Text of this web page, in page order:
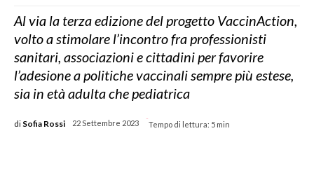
Al via la terza edizione del progetto VaccinAction,
volto a stimolare l’incontro fra professionisti
sanitari, associazioni e cittadini per favorire
l’adesione a politiche vaccinali sempre più estese,
sia in età adulta che pediatrica
di Sofia Rossi 22 Settembre 2023
-
Tempo di lettura: 5 min